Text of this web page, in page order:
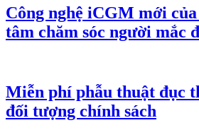
Công nghệ iCGM mới
tâm chăm sóc người mắc
Miễn phí phẫu thuật đục
đối tượng chính sách